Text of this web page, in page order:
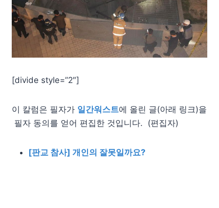
[divide style=”2″]
이 칼럼은 필자가 일간워스트에 올린 글(아래 링크)을
필자 동의를 얻어 편집한 것입니다. (편집자)
[판교 참사] 개인의 잘못일까요?